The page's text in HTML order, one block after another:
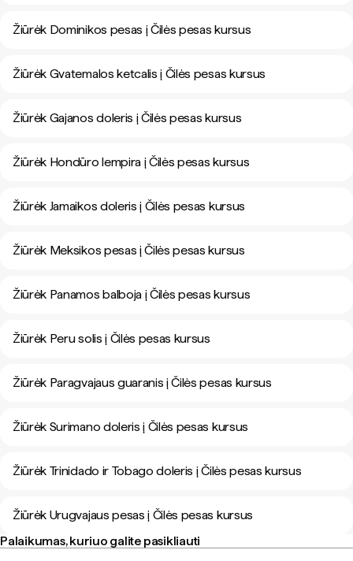
Žiūrėk Dominikos pesas į Čilės pesas kursus
Žiūrėk Gvatemalos ketcalis į Čilės pesas kursus
Žiūrėk Gajanos doleris į Čilės pesas kursus
Žiūrėk Hondūro lempira į Čilės pesas kursus
Žiūrėk Jamaikos doleris į Čilės pesas kursus
Žiūrėk Meksikos pesas į Čilės pesas kursus
Žiūrėk Panamos balboja į Čilės pesas kursus
Žiūrėk Peru solis į Čilės pesas kursus
Žiūrėk Paragvajaus guaranis į Čilės pesas kursus
Žiūrėk Surimano doleris į Čilės pesas kursus
Žiūrėk Trinidado ir Tobago doleris į Čilės pesas kursus
Žiūrėk Urugvajaus pesas į Čilės pesas kursus
Palaikumas, kuriuo galite pasikliauti